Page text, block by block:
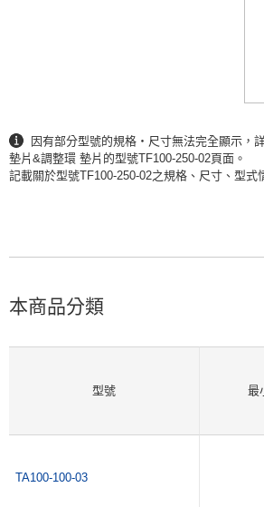
因有部分型號的規格・尺寸無法完全顯示，
墊片&調整環 墊片的型號TF100-250-02頁面。
記載關於型號TF100-250-02之規格、尺寸、型式
本商品分類
型號
TA100-100-03
最